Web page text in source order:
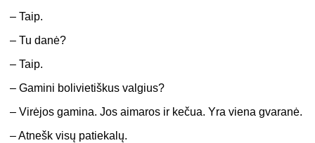
– Taip.
– Tu danė?
– Taip.
– Gamini bolivietiškus valgius?
– Virėjos gamina. Jos aimaros ir kečua. Yra viena gvaranė.
– Atnešk visų patiekalų.